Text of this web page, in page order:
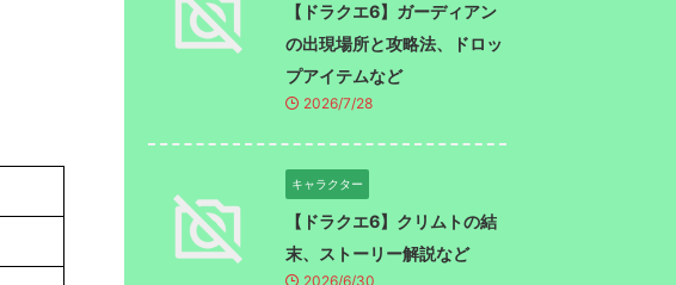
【ドラクエ6】ガーディアン
の出現場所と攻略法、ドロッ
プアイテムなど
2026/7/28
キャラクター
【ドラクエ6】クリムトの結
末、ストーリー解説など
2026/6/30